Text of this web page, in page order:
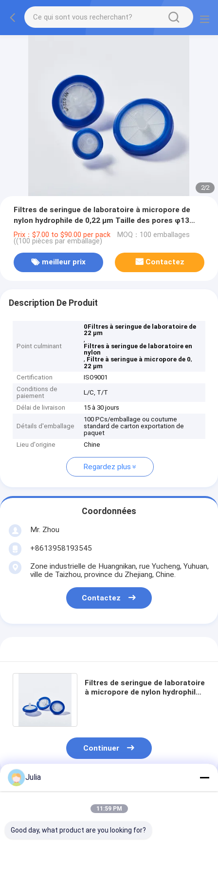
2/2
Filtres de seringue de laboratoire à micropore de
nylon hydrophile de 0,22 μm Taille des pores φ13
mm
Prix：$7.00 to $90.00 per pack MOQ：100 emballages
((100 pièces par emballage)
meilleur prix Contactez
Description De Produit
Point culminant
0Filtres à seringue de laboratoire de
22 μm
,
Filtres à seringue de laboratoire en
nylon
, Filtre à seringue à micropore de 0,
22 μm
Certification
ISO9001
Conditions de
paiement
L/C, T/T
Délai de livraison 15 à 30 jours
Détails d'emballage
100 PCs/emballage ou coutume
standard de carton exportation de
paquet
Lieu d'origine
Chine
Regardez plus
Coordonnées
Mr. Zhou
+8613958193545
Zone industrielle de Huangnikan, rue Yucheng, Yuhuan,
ville de Taizhou, province du Zhejiang, Chine.
Contactez
Filtres de seringue de laboratoire
à micropore de nylon hydrophile
Continuer
Produits Recommandés
Julia
11:59 PM
Good day, what product are you looking for?